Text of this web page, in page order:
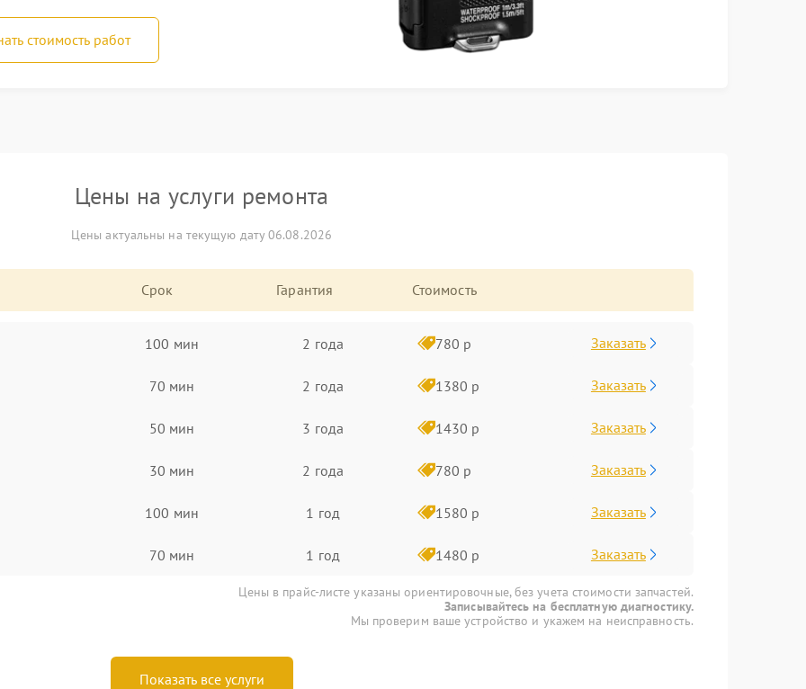
стоимость работ
Цены на услуги ремонта
Цены актуальны на текущую дату 06.08.2026
Срок Гарантия Стоимость
100 мин 2 года 780 р Заказать
70 мин 2 года 1380 р Заказать
50 мин 3 года 1430 р Заказать
30 мин 2 года 780 р Заказать
100 мин 1 год 1580 р Заказать
70 мин 1 год 1480 р Заказать
Цены в прайс-листе указаны ориентировочные, без учета стоимости запчастей.
Записывайтесь на бесплатную диагностику.
Мы проверим ваше устройство и укажем на неисправность.
Показать все услуги